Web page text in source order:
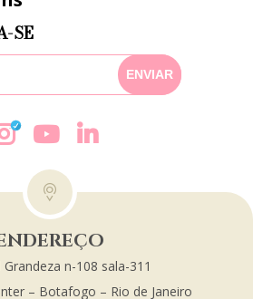
SE
Grandeza n-108 sala-311
– Botafogo – Rio de Janeiro